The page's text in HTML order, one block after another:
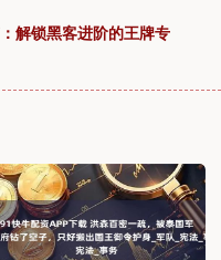
解锁黑客进阶的王牌专